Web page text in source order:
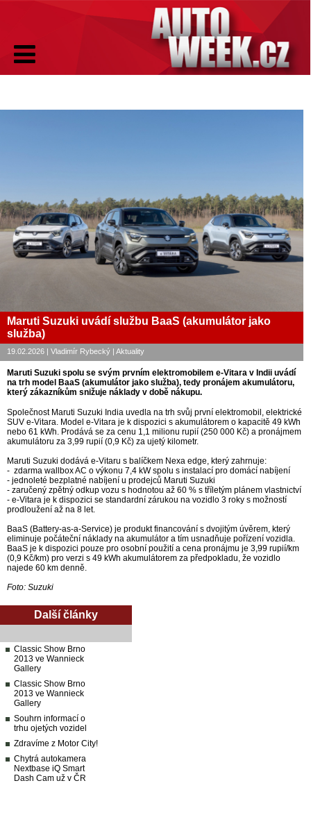
Maruti Suzuki uvádí službu BaaS (akumulátor jako
služba)
19.02.2026 | Vladimír Rybecký | Aktuality
Maruti Suzuki spolu se svým prvním elektromobilem e-Vitara v Indii uvádí
na trh model BaaS (akumulátor jako služba), tedy pronájem akumulátoru,
který zákazníkům snižuje náklady v době nákupu.
Společnost Maruti Suzuki India uvedla na trh svůj první elektromobil, elektrické
SUV e-Vitara. Model e-Vitara je k dispozici s akumulátorem o kapacitě 49 kWh
nebo 61 kWh. Prodává se za cenu 1,1 milionu rupií (250 000 Kč) a pronájmem
akumulátoru za 3,99 rupií (0,9 Kč) za ujetý kilometr.
Maruti Suzuki dodává e-Vitaru s balíčkem Nexa edge, který zahrnuje:
- zdarma wallbox AC o výkonu 7,4 kW spolu s instalací pro domácí nabíjení
- jednoleté bezplatné nabíjení u prodejců Maruti Suzuki
- zaručený zpětný odkup vozu s hodnotou až 60 % s tříletým plánem vlastnictví
- e-Vitara je k dispozici se standardní zárukou na vozidlo 3 roky s možností
prodloužení až na 8 let.
BaaS (Battery-as-a-Service) je produkt financování s dvojitým úvěrem, který
eliminuje počáteční náklady na akumulátor a tím usnadňuje pořízení vozidla.
BaaS je k dispozici pouze pro osobní použití a cena pronájmu je 3,99 rupií/km
(0,9 Kč/km) pro verzi s 49 kWh akumulátorem za předpokladu, že vozidlo
najede 60 km denně.
Foto: Suzuki
Další články
Classic Show Brno
2013 ve Wannieck
Gallery
Classic Show Brno
2013 ve Wannieck
Gallery
Souhrn informací o
trhu ojetých vozidel
Zdravíme z Motor City!
Chytrá autokamera
Nextbase iQ Smart
Dash Cam už v ČR